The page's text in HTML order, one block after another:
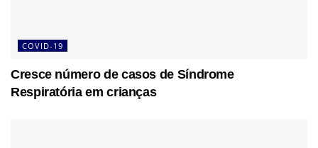
COVID-19
Cresce número de casos de Síndrome
Respiratória em crianças